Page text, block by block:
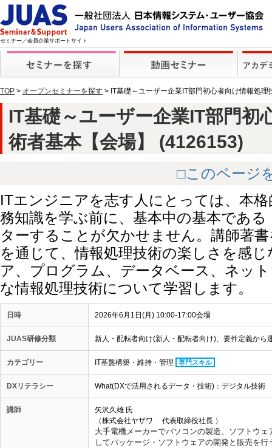
セミナー／会員企業サポートサイト
TOP > オープンセミナーを探す > IT基礎～ユーザー企業IT部門初心者向け情報処理
IT基礎～ユーザー企業IT部門初
術者基本【会場】 (4126153)
□このページ
ITエンジニアを志す人にとっては、本
務知識を学ぶ前に、基本中の基本であ
ターすることが欠かせません。講師著
を通じて、情報処理技術の楽しさを感
ア、プログラム、データベース、ネッ
な情報処理技術について学習します。
日時 2026年6月1日(月) 10:00-17:00会場
JUAS研修分類 新人・配転者向け(新人・配転者向け)、要件定義から
カテゴリー IT基盤構築・維持・管理 専門スキル
DXリテラシー What(DXで活用されるデータ・技術)：デジタル技術
講師
矢沢久雄 氏
（株式会社ヤザワ 代表取締役社長 ）
大手電機メーカーでパソコンの製造、
ソフトウェ
してパッケージ ・ソフトウェアの開発と販売を行